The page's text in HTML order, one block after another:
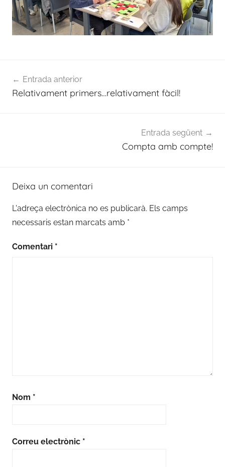
d'entrades
Entrada anterior
Relativament primers…relativament fàcil!
Entrada següent
Compta amb compte!
Deixa un comentari
L'adreça electrònica no es publicarà. Els camps
necessaris estan marcats amb *
Comentari *
Nom *
Correu electrònic *